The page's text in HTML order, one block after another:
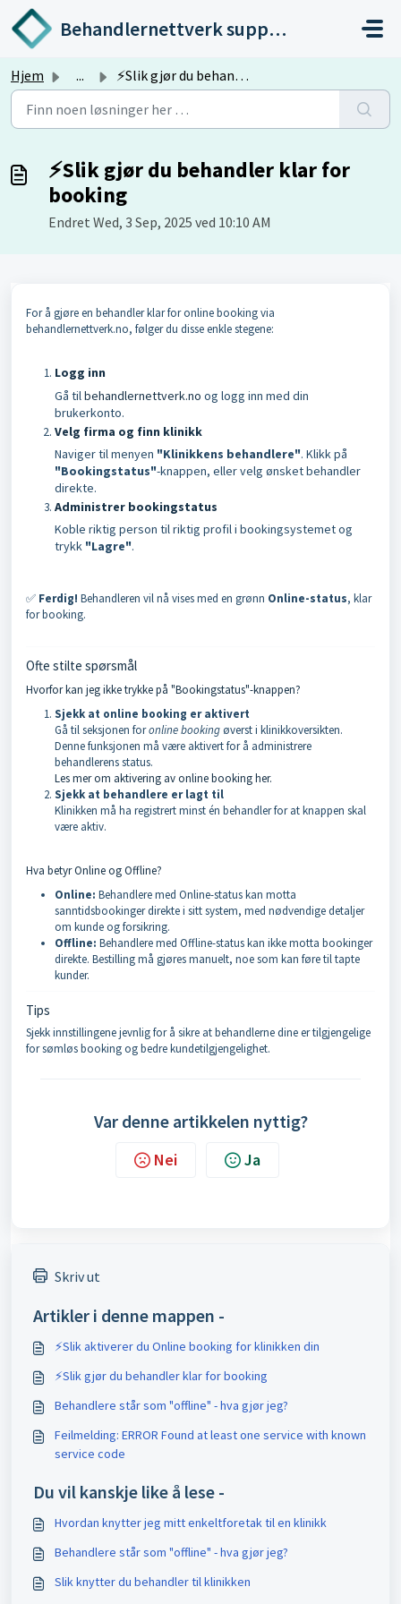
Gå til hovedinnhold
Behandlernettverk support
Hjem ... ⚡️Slik gjør du behandler klar for booking
⚡️Slik gjør du behandler klar for
booking
Endret Wed, 3 Sep, 2025 ved 10:10 AM
For å gjøre en behandler klar for online booking via
behandlernettverk.no, følger du disse enkle stegene:
Logg inn
Gå tilbehandlernettverk.no og logg inn med din
brukerkonto.
Velg firma og finn klinikk
Naviger til menyen "Klinikkens behandlere". Klikk på
"Bookingstatus"-knappen, eller velg ønsket behandler
direkte.
Administrer bookingstatus
Koble riktig person til riktig profil i bookingsystemet og
trykk "Lagre".
✅ Ferdig! Behandleren vil nå vises med en grønn Online-status, klar
for booking.
Ofte stilte spørsmål
Hvorfor kan jeg ikke trykke på "Bookingstatus"-knappen?
Sjekk at online booking er aktivert
Gå til seksjonen foronline bookingøverst i klinikkoversikten.
Denne funksjonen må være aktivert for å administrere
behandlerens status.
Les mer om aktivering av online booking her.
Sjekk at behandlere er lagt til
Klinikken må ha registrert minst én behandler for at knappen skal
være aktiv.
Hva betyr Online og Offline?
Online: Behandlere med Online-status kan motta
sanntidsbookinger direkte i sitt system, med nødvendige detaljer
om kunde og forsikring.
Offline: Behandlere med Offline-status kan ikke motta bookinger
direkte. Bestilling må gjøres manuelt, noe som kan føre til tapte
kunder.
Tips
Sjekk innstillingene jevnlig for å sikre at behandlerne dine er tilgjengelige
for sømløs booking og bedre kundetilgjengelighet.
Var denne artikkelen nyttig?
Nei Ja
Skriv ut
Artikler i denne mappen -
⚡️Slik aktiverer du Online booking for klinikken din
⚡️Slik gjør du behandler klar for booking
Behandlere står som "offline" - hva gjør jeg?
Feilmelding: ERROR Found at least one service with known
service code
Du vil kanskje like å lese -
Hvordan knytter jeg mitt enkeltforetak til en klinikk
Behandlere står som "offline" - hva gjør jeg?
Slik knytter du behandler til klinikken